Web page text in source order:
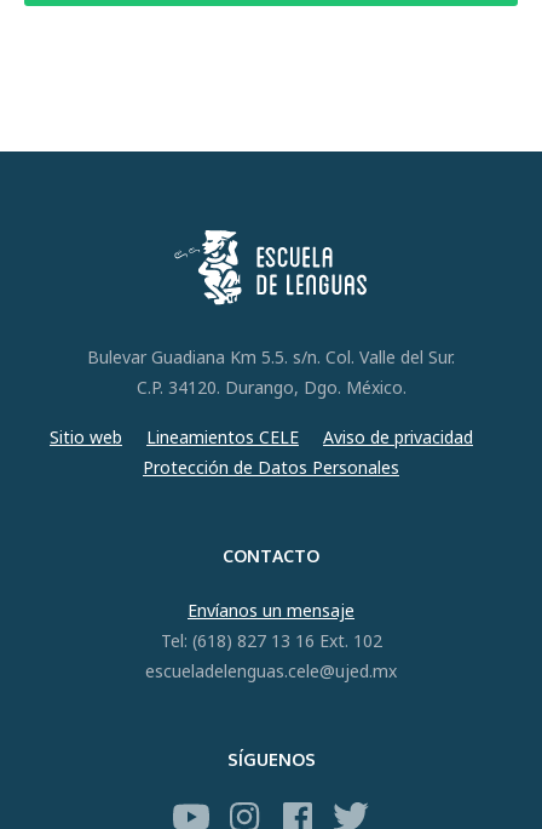
Bulevar Guadiana Km 5.5. s/n. Col. Valle del Sur.
C.P. 34120. Durango, Dgo. México.
Sitio web Lineamientos CELE
Aviso de privacidad
Protección de Datos Personales
CONTACTO
Envíanos un mensaje
Tel: (618) 827 13 16 Ext. 102
escueladelenguas.cele@ujed.mx
SÍGUENOS
YouTube InstagramFacebookTwitter